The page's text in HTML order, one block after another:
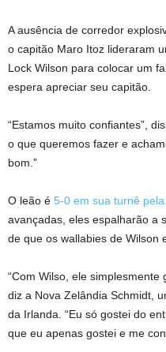
A ausência de corredor
o capitão Maro Itoz lideraram
Lock Wilson para colocar um
espera apreciar seu capitão.
“Estamos muito confiantes”,
o que queremos fazer e
bom.”
O leão é 5-0 em sua turnê pela
avançadas, eles espalharão a
de que os wallabies de Wilson
“Com Wilso, ele simplesmente
diz a Nova Zelândia Schmidt,
da Irlanda. “Eu só gostei do
que eu apenas gostei e me